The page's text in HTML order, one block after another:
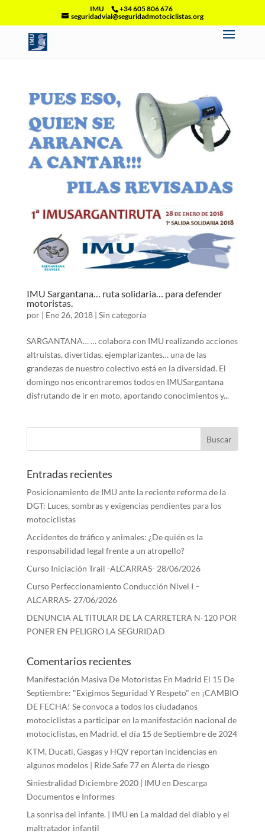
IMU
+34 605 806 676
seguridadvial@seguridadmotociclistas.org
IMU Sargantana… ruta solidaria… para defender
motoristas.
por | Ene 26, 2018| Sin categoría
SARGANTANA… … colabora con IMU realizando acciones
altruistas, divertidas, ejemplarizantes… una de las
grandezas de nuestro colectivo está en la diversidad. El
domingo nos encontraremos todos en IMUSargantana
disfrutando de ir en moto, aportando conocimientos y...
Entradas recientes
Posicionamiento de IMU ante la reciente reforma de la
DGT: Luces, sombras y exigencias pendientes para los
motociclistas
Accidentes de tráfico y animales: ¿De quién es la
responsabilidad legal frente a un atropello?
Curso Iniciación Trail -ALCARRAS- 28/06/2026
Curso Perfeccionamiento Conducción Nivel I –
ALCARRAS- 27/06/2026
DENUNCIA AL TITULAR DE LA CARRETERA N-120 POR
PONER EN PELIGRO LA SEGURIDAD
Comentarios recientes
Manifestación Masiva De Motoristas En Madrid El 15 De
Septiembre: "Exigimos Seguridad Y Respeto" en ¡CAMBIO
DE FECHA! Se convoca a todos los ciudadanos
motociclistas a participar en la manifestación nacional de
motociclistas, en Madrid, el día 15 de Septiembre de 2024
KTM, Ducati, Gasgas y HQV reportan incidencias en
algunos modelos | Ride Safe 77en Alerta de riesgo
Siniestralidad Diciembre 2020 | IMU en Descarga
Documentos e Informes
La sonrisa del infante. | IMU en La maldad del diablo y el
maltratador infantil